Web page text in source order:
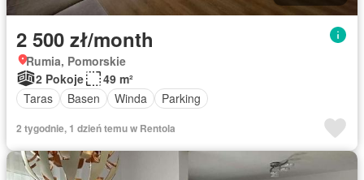
2 500 zł/month
Rumia, Pomorskie
2 Pokoje
49 m²
Taras
Basen Winda Parking
2 tygodnie, 1 dzień temu w Rentola